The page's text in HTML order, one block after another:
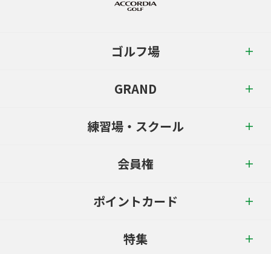
ゴルフ場
GRAND
練習場・スクール
会員権
ポイントカード
特集